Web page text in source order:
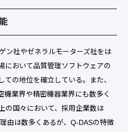
ン社やゼネラルモーターズ社をは
において品質管理ソフトウェアの
ての地位を確立している。また、
機業界や精密機器業界にも数多く
の国々において、採用企業数は
由は数多くあるが、Q-DASの特徴